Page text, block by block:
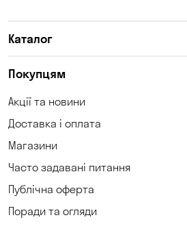
Каталог
Покупцям
Акції та новини
Доставка і оплата
Магазини
Часто задавані питання
Публічна оферта
Поради та огляди